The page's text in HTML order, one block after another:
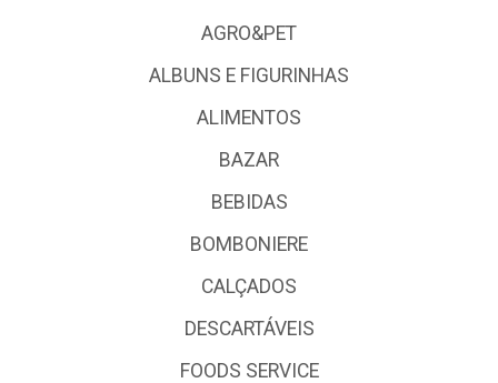
AGRO&PET
ALBUNS E FIGURINHAS
ALIMENTOS
BAZAR
BEBIDAS
BOMBONIERE
CALÇADOS
DESCARTÁVEIS
FOODS SERVICE